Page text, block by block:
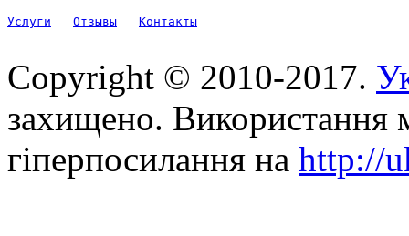
Услуги Отзывы Контакты
Copyright © 2010-2017.
захищено. Використання
гіперпосилання на http://